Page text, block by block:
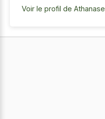
Voir le profil de Athanase